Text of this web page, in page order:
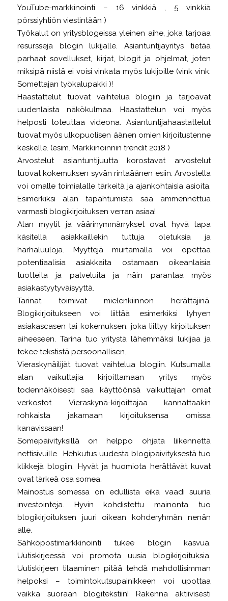
YouTube-markkinointi – 16 vinkkiä , 5 vinkkiä
pörssiyhtiön viestintään )
Työkalut on yritysblogeissa yleinen aihe, joka tarjoaa
resursseja blogin lukijalle. Asiantuntijayritys tietää
parhaat sovellukset, kirjat, blogit ja ohjelmat, joten
miksipä niistä ei voisi vinkata myös lukijoille (vink vink:
Somettajan työkalupakki )!
Haastattelut tuovat vaihtelua blogiin ja tarjoavat
uudenlaista näkökulmaa. Haastattelun voi myös
helposti toteuttaa videona. Asiantuntijahaastattelut
tuovat myös ulkopuolisen äänen omien kirjoitustenne
keskelle. (esim. Markkinoinnin trendit 2018 )
Arvostelut asiantuntijuutta korostavat arvostelut
tuovat kokemuksen syvän rintaäänen esiin. Arvostella
voi omalle toimialalle tärkeitä ja ajankohtaisia asioita.
Esimerkiksi alan tapahtumista saa ammennettua
varmasti blogikirjoituksen verran asiaa!
Alan myytit ja väärinymmärrykset ovat hyvä tapa
käsitellä asiakkaillekin tuttuja oletuksia ja
harhaluuloja. Myyttejä murtamalla voi opettaa
potentiaalisia asiakkaita ostamaan oikeanlaisia
tuotteita ja palveluita ja näin parantaa myös
asiakastyytyväisyyttä.
Tarinat toimivat mielenkiinnon herättäjinä.
Blogikirjoitukseen voi liittää esimerkiksi lyhyen
asiakascasen tai kokemuksen, joka liittyy kirjoituksen
aiheeseen. Tarina tuo yritystä lähemmäksi lukijaa ja
tekee tekstistä persoonallisen.
Vieraskynäilijät tuovat vaihtelua blogiin. Kutsumalla
alan vaikuttajia kirjoittamaan yritys myös
todennäköisesti saa käyttöönsä vaikuttajan omat
verkostot. Vieraskynä-kirjoittajaa kannattaakin
rohkaista jakamaan kirjoituksensa omissa
kanavissaan!
Somepäivityksillä on helppo ohjata liikennettä
nettisivuille. Hehkutus uudesta blogipäivityksestä tuo
klikkejä blogiin. Hyvät ja huomiota herättävät kuvat
ovat tärkeä osa somea.
Mainostus somessa on edullista eikä vaadi suuria
investointeja. Hyvin kohdistettu mainonta tuo
blogikirjoituksen juuri oikean kohderyhmän nenän
alle.
Sähköpostimarkkinointi tukee blogin kasvua.
Uutiskirjeessä voi promota uusia blogikirjoituksia.
Uutiskirjeen tilaaminen pitää tehdä mahdollisimman
helpoksi – toimintokutsupainikkeen voi upottaa
vaikka suoraan blogitekstiin! Rakenna aktiivisesti